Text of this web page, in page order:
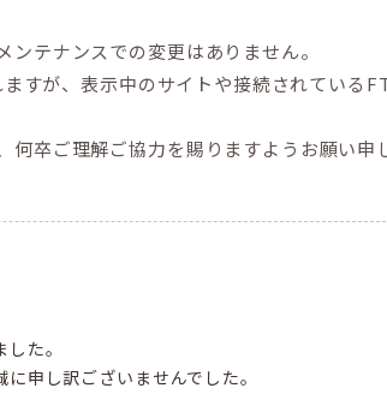
テナンスでの変更はありません。
すが、表示中のサイトや接続されている
何卒ご理解ご協力を賜りますようお願い申
た。
申し訳ございませんでした。